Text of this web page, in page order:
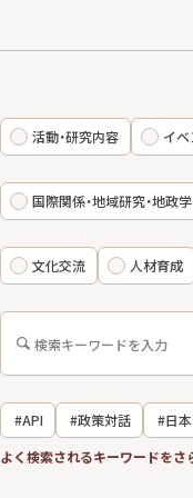
活動・研究内容 イベ
国際関係・地域研究・地政学
文化交流 人材育成
#API #政策対話 #日本
#国際関係
よく検索されるキーワードをさ